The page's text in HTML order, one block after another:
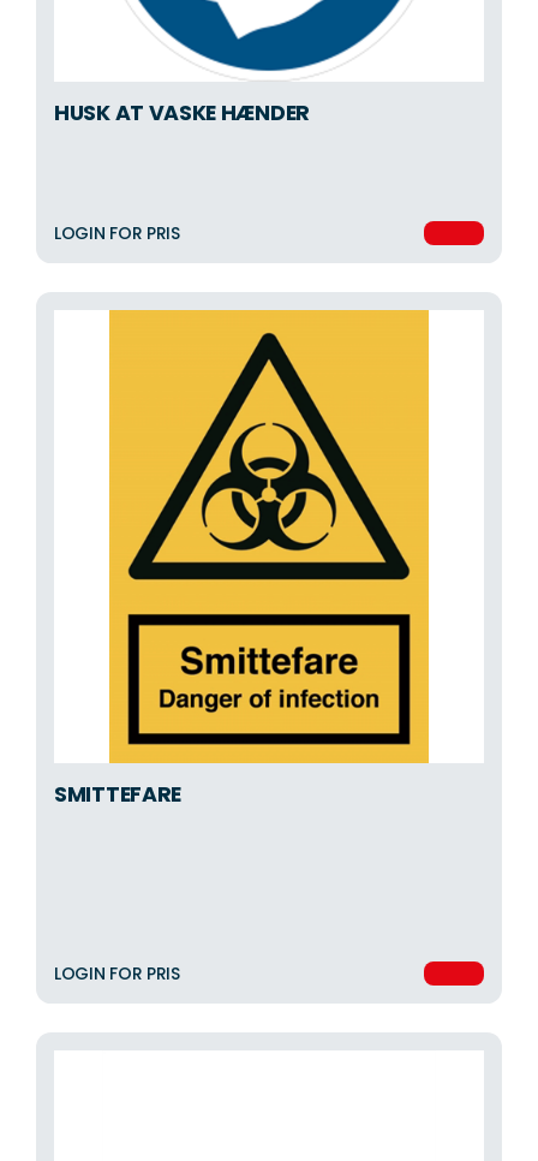
HUSK AT VASKE HÆNDER
LOGIN FOR PRIS
SMITTEFARE
LOGIN FOR PRIS